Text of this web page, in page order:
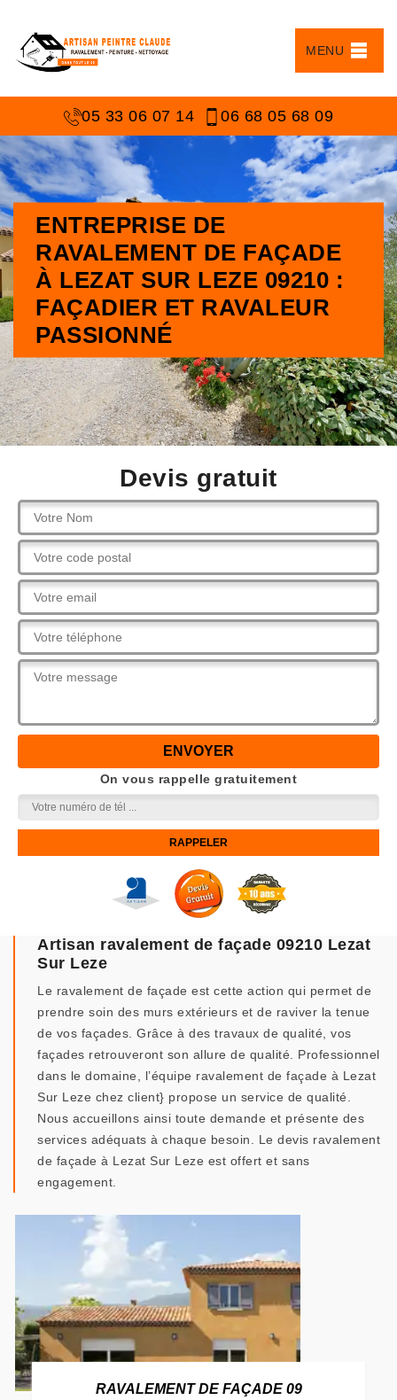
MENU
05 33 06 07 14 06 68 05 68 09
ENTREPRISE DE
RAVALEMENT DE FAÇADE
À LEZAT SUR LEZE 09210 :
FAÇADIER ET RAVALEUR
PASSIONNÉ
Devis gratuit
On vous rappelle gratuitement
Artisan ravalement de façade 09210 Lezat
Sur Leze
Le ravalement de façade est cette action qui permet de
prendre soin des murs extérieurs et de raviver la tenue
de vos façades. Grâce à des travaux de qualité, vos
façades retrouveront son allure de qualité. Professionnel
dans le domaine, l’équipe ravalement de façade à Lezat
Sur Leze chez client} propose un service de qualité.
Nous accueillons ainsi toute demande et présente des
services adéquats à chaque besoin. Le devis ravalement
de façade à Lezat Sur Leze est offert et sans
engagement.
RAVALEMENT DE FAÇADE 09